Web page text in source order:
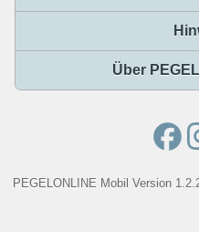
Über
PEGELONLINE Mobil Version